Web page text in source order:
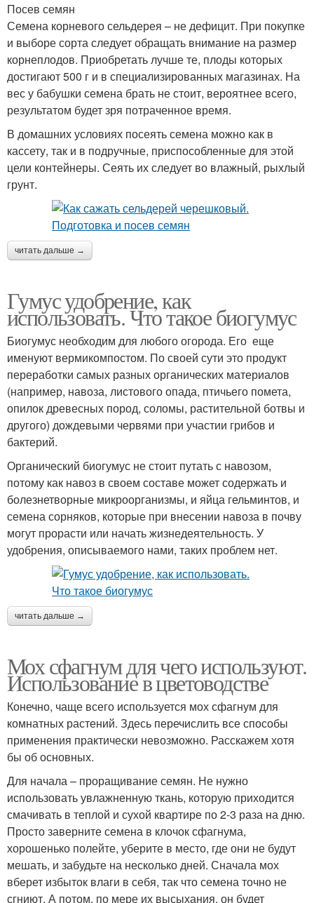
Посев семян
Семена корневого сельдерея – не дефицит. При покупке
и выборе сорта следует обращать внимание на размер
корнеплодов. Приобретать лучше те, плоды которых
достигают 500 г и в специализированных магазинах. На
вес у бабушки семена брать не стоит, вероятнее всего,
результатом будет зря потраченное время.
В домашних условиях посеять семена можно как в
кассету, так и в подручные, приспособленные для этой
цели контейнеры. Сеять их следует во влажный, рыхлый
грунт.
читать дальше →
Гумус удобрение, как
использовать. Что такое биогумус
Биогумус необходим для любого огорода. Его еще
именуют вермикомпостом. По своей сути это продукт
переработки самых разных органических материалов
(например, навоза, листового опада, птичьего помета,
опилок древесных пород, соломы, растительной ботвы и
другого) дождевыми червями при участии грибов и
бактерий.
Органический биогумус не стоит путать с навозом,
потому как навоз в своем составе может содержать и
болезнетворные микроорганизмы, и яйца гельминтов, и
семена сорняков, которые при внесении навоза в почву
могут прорасти или начать жизнедеятельность. У
удобрения, описываемого нами, таких проблем нет.
читать дальше →
Мох сфагнум для чего используют.
Использование в цветоводстве
Конечно, чаще всего используется мох сфагнум для
комнатных растений. Здесь перечислить все способы
применения практически невозможно. Расскажем хотя
бы об основных.
Для начала – проращивание семян. Не нужно
использовать увлажненную ткань, которую приходится
смачивать в теплой и сухой квартире по 2-3 раза на дню.
Просто заверните семена в клочок сфагнума,
хорошенько полейте, уберите в место, где они не будут
мешать, и забудьте на несколько дней. Сначала мох
вберет избыток влаги в себя, так что семена точно не
сгниют. А потом, по мере их высыхания, он будет